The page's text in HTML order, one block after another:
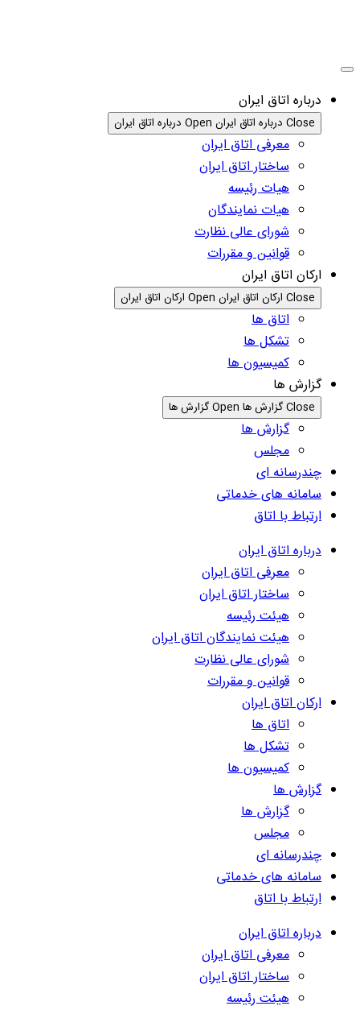
درباره اتاق ایران
Close درباره اتاق ایران Open درباره اتاق ایران
معرفی اتاق ایران
ساختار اتاق ایران
هیات رئیسه
هیات نمایندگان
شورای عالی نظارت
قوانین و مقررات
ارکان اتاق ایران
Close ارکان اتاق ایران Open ارکان اتاق ایران
اتاق ها
تشکل ها
کمیسیون ها
گزارش ها
Close گزارش ها Open گزارش ها
گزارش ها
مجلس
چندرسانه ای
سامانه های خدماتی
ارتباط با اتاق
درباره اتاق ایران
معرفی اتاق ایران
ساختار اتاق ایران
هیئت رئیسه
هیئت نمایندگان اتاق ایران
شورای عالی نظارت
قوانین و مقررات
ارکان اتاق ایران
اتاق ها
تشکل ها
کمیسیون ها
گزارش ها
گزارش ها
مجلس
چندرسانه ای
سامانه های خدماتی
ارتباط با اتاق
درباره اتاق ایران
معرفی اتاق ایران
ساختار اتاق ایران
هیئت رئیسه